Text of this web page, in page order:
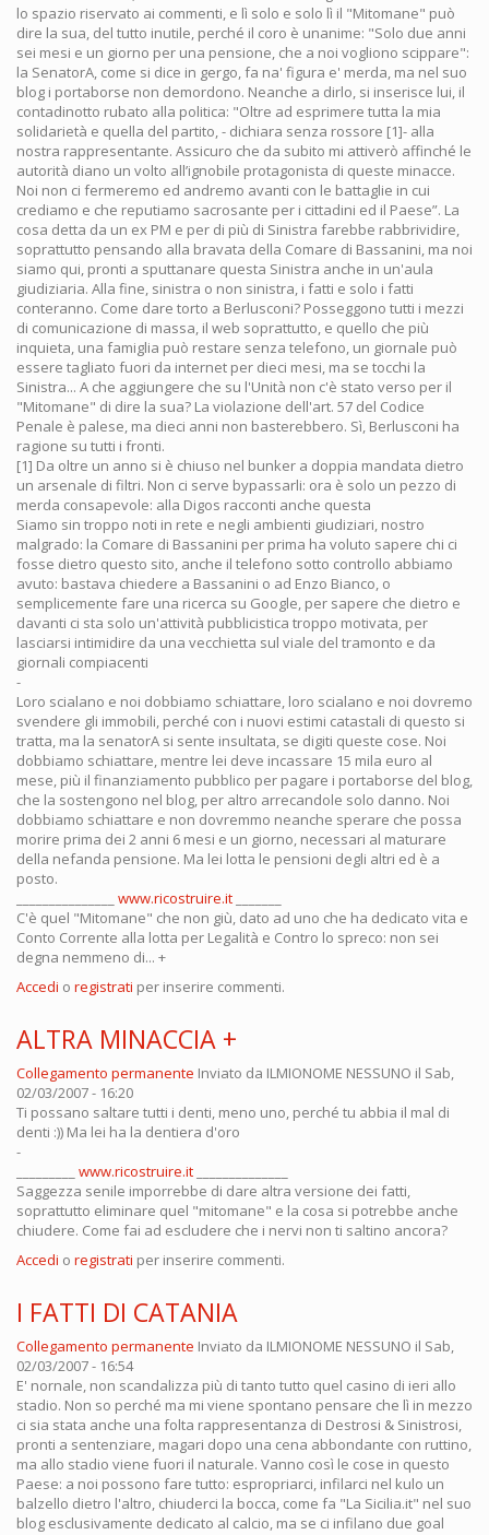
lo spazio riservato ai commenti, e lì solo e solo lì il "Mitomane" può
dire la sua, del tutto inutile, perché il coro è unanime: "Solo due anni
sei mesi e un giorno per una pensione, che a noi vogliono scippare":
la SenatorA, come si dice in gergo, fa na' figura e' merda, ma nel suo
blog i portaborse non demordono. Neanche a dirlo, si inserisce lui, il
contadinotto rubato alla politica: "Oltre ad esprimere tutta la mia
solidarietà e quella del partito, - dichiara senza rossore [1]- alla
nostra rappresentante. Assicuro che da subito mi attiverò affinché le
autorità diano un volto all’ignobile protagonista di queste minacce.
Noi non ci fermeremo ed andremo avanti con le battaglie in cui
crediamo e che reputiamo sacrosante per i cittadini ed il Paese”. La
cosa detta da un ex PM e per di più di Sinistra farebbe rabbrividire,
soprattutto pensando alla bravata della Comare di Bassanini, ma noi
siamo qui, pronti a sputtanare questa Sinistra anche in un'aula
giudiziaria. Alla fine, sinistra o non sinistra, i fatti e solo i fatti
conteranno. Come dare torto a Berlusconi? Posseggono tutti i mezzi
di comunicazione di massa, il web soprattutto, e quello che più
inquieta, una famiglia può restare senza telefono, un giornale può
essere tagliato fuori da internet per dieci mesi, ma se tocchi la
Sinistra... A che aggiungere che su l'Unità non c'è stato verso per il
"Mitomane" di dire la sua? La violazione dell'art. 57 del Codice
Penale è palese, ma dieci anni non basterebbero. Sì, Berlusconi ha
ragione su tutti i fronti.
[1] Da oltre un anno si è chiuso nel bunker a doppia mandata dietro
un arsenale di filtri. Non ci serve bypassarli: ora è solo un pezzo di
merda consapevole: alla Digos racconti anche questa
Siamo sin troppo noti in rete e negli ambienti giudiziari, nostro
malgrado: la Comare di Bassanini per prima ha voluto sapere chi ci
fosse dietro questo sito, anche il telefono sotto controllo abbiamo
avuto: bastava chiedere a Bassanini o ad Enzo Bianco, o
semplicemente fare una ricerca su Google, per sapere che dietro e
davanti ci sta solo un'attività pubblicistica troppo motivata, per
lasciarsi intimidire da una vecchietta sul viale del tramonto e da
giornali compiacenti
-
Loro scialano e noi dobbiamo schiattare, loro scialano e noi dovremo
svendere gli immobili, perché con i nuovi estimi catastali di questo si
tratta, ma la senatorA si sente insultata, se digiti queste cose. Noi
dobbiamo schiattare, mentre lei deve incassare 15 mila euro al
mese, più il finanziamento pubblico per pagare i portaborse del blog,
che la sostengono nel blog, per altro arrecandole solo danno. Noi
dobbiamo schiattare e non dovremmo neanche sperare che possa
morire prima dei 2 anni 6 mesi e un giorno, necessari al maturare
della nefanda pensione. Ma lei lotta le pensioni degli altri ed è a
posto.
www.ricostruire.it
C'è quel "Mitomane" che non giù, dato ad uno che ha dedicato vita e
Conto Corrente alla lotta per Legalità e Contro lo spreco: non sei
degna nemmeno di... +
Accedi o registrati per inserire commenti.
ALTRA MINACCIA +
Collegamento permanente Inviato da ILMIONOME NESSUNO il Sab,
02/03/2007 - 16:20
Ti possano saltare tutti i denti, meno uno, perché tu abbia il mal di
denti :)) Ma lei ha la dentiera d'oro
-
www.ricostruire.it
Saggezza senile imporrebbe di dare altra versione dei fatti,
soprattutto eliminare quel "mitomane" e la cosa si potrebbe anche
chiudere. Come fai ad escludere che i nervi non ti saltino ancora?
Accedi o registrati per inserire commenti.
I FATTI DI CATANIA
Collegamento permanente Inviato da ILMIONOME NESSUNO il Sab,
02/03/2007 - 16:54
E' nornale, non scandalizza più di tanto tutto quel casino di ieri allo
stadio. Non so perché ma mi viene spontano pensare che lì in mezzo
ci sia stata anche una folta rappresentanza di Destrosi & Sinistrosi,
pronti a sentenziare, magari dopo una cena abbondante con ruttino,
ma allo stadio viene fuori il naturale. Vanno così le cose in questo
Paese: a noi possono fare tutto: espropriarci, infilarci nel kulo un
balzello dietro l'altro, chiuderci la bocca, come fa "La Sicilia.it" nel suo
blog esclusivamente dedicato al calcio, ma se ci infilano due goal